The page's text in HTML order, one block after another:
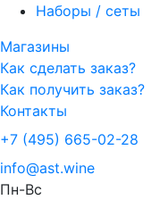
Наборы / сеты
Магазины
Как сделать заказ?
Как получить заказ?
Контакты
+7 (495) 665-02-28
info@ast.wine
Пн-Вс